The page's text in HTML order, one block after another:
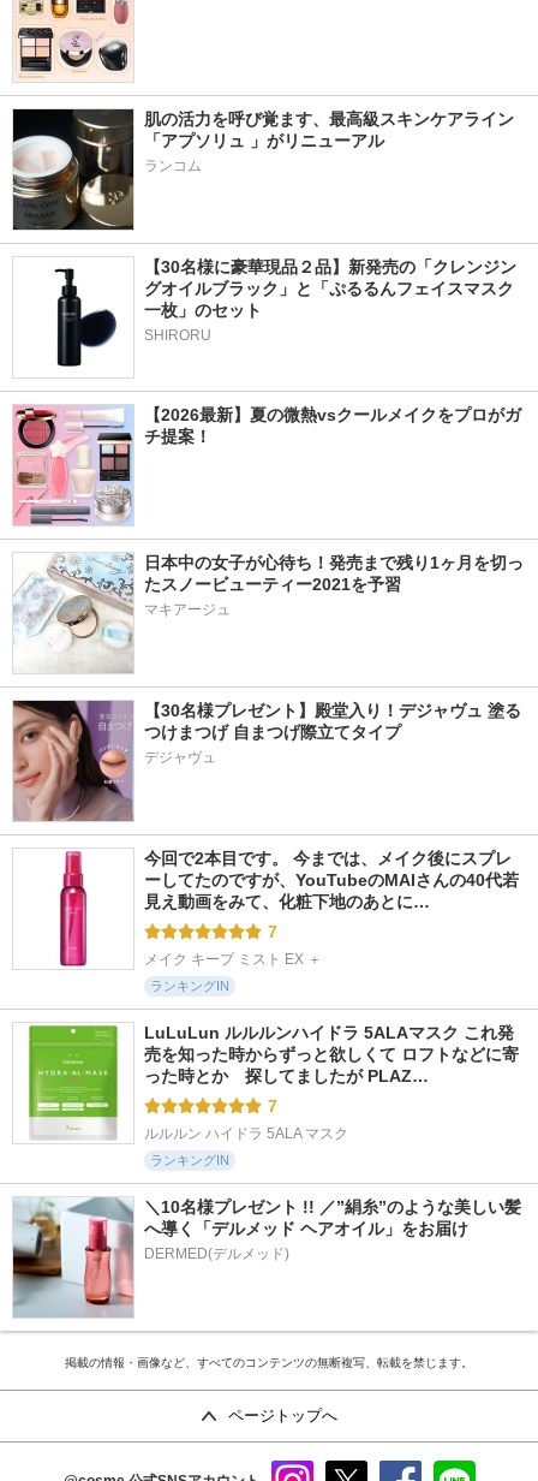
肌の活力を呼び覚ます、最高級スキンケアライン
「アプソリュ 」がリニューアル
ランコム
【30名様に豪華現品２品】新発売の「クレンジン
グオイルブラック」と「ぷるるんフェイスマスク
一枚」のセット
SHIRORU
【2026最新】夏の微熱vsクールメイクをプロがガ
チ提案！
日本中の女子が心待ち！発売まで残り1ヶ月を切っ
たスノービューティー2021を予習
マキアージュ
【30名様プレゼント】殿堂入り！デジャヴュ 塗る
つけまつげ 自まつげ際立てタイプ
デジャヴュ
今回で2本目です。 今までは、メイク後にスプレ
ーしてたのですが、YouTubeのMAIさんの40代若
見え動画をみて、化粧下地のあとに…
7
メイク キープ ミスト EX ＋
ランキングIN
LuLuLun ルルルンハイドラ 5ALAマスク これ発
売を知った時からずっと欲しくて ロフトなどに寄
った時とか　探してましたが PLAZ…
7
ルルルン ハイドラ 5ALA マスク
ランキングIN
＼10名様プレゼント !! ／”絹糸”のような美しい髪
へ導く「デルメッド ヘアオイル」をお届け
DERMED(デルメッド)
掲載の情報・画像など、すべてのコンテンツの無断複写、転載を禁じます。
ページトップへ